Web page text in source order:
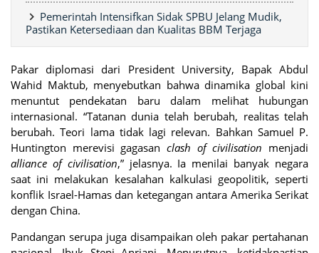
Pemerintah Intensifkan Sidak SPBU Jelang Mudik,
Pastikan Ketersediaan dan Kualitas BBM Terjaga
Pakar diplomasi dari President University, Bapak Abdul
Wahid Maktub, menyebutkan bahwa dinamika global kini
menuntut pendekatan baru dalam melihat hubungan
internasional. “Tatanan dunia telah berubah, realitas telah
berubah. Teori lama tidak lagi relevan. Bahkan Samuel P.
Huntington merevisi gagasan clash of civilisation menjadi
alliance of civilisation,” jelasnya. Ia menilai banyak negara
saat ini melakukan kesalahan kalkulasi geopolitik, seperti
konflik Israel-Hamas dan ketegangan antara Amerika Serikat
dengan China.
Pandangan serupa juga disampaikan oleh pakar pertahanan